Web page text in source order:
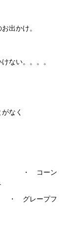
出かけ。
ない。。。。
なく
コーン
レープフ